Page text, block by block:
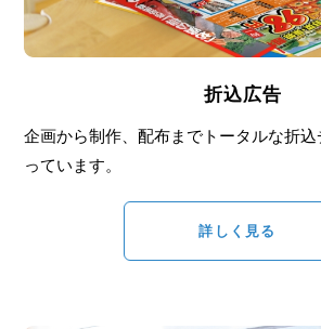
折込広告
企画から制作、配布までトータルな折
っています。
詳しく見る